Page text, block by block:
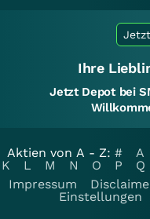
Ihre
Jetzt Depot bei
Aktien von A - Z: # A
K
L M N O P Q
Impressum
Einstellungen